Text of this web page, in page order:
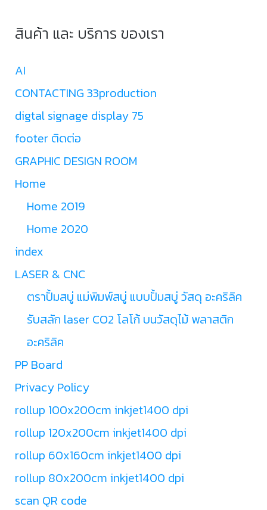
สินค้า และ บริการ ของเรา
AI
CONTACTING 33production
digtal signage display 75
footer ติดต่อ
GRAPHIC DESIGN ROOM
Home
Home 2019
Home 2020
index
LASER & CNC
ตราปั้มสบู่ แม่พิมพ์สบู่ แบบปั้มสบู่ วัสดุ อะคริลิค
รับสลัก laser CO2 โลโก้ บนวัสดุไม้ พลาสติก
อะคริลิค
PP Board
Privacy Policy
rollup 100x200cm inkjet1400 dpi
rollup 120x200cm inkjet1400 dpi
rollup 60x160cm inkjet1400 dpi
rollup 80x200cm inkjet1400 dpi
scan QR code